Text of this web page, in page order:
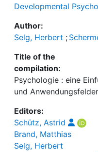
Developmental
Author:
Selg, Herbert ;
Title of the
compilation:
Psychologie : eine
und Anwendungsfelder
Editors:
Schütz, Astrid
Brand, Matthias
Selg, Herbert